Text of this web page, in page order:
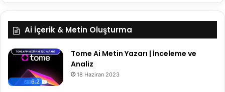
Ai İçerik & Metin Oluşturma
6.2
Tome Ai Metin Yazarı | İnceleme ve
Analiz
18 Haziran 2023